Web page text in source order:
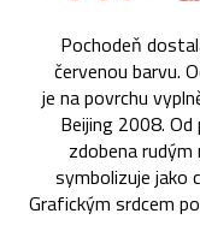
Pochodeň
červenou barvu.
je na povrchu
Beijing 2008.
zdobena
symbolizuje jako
Grafickým srdcem